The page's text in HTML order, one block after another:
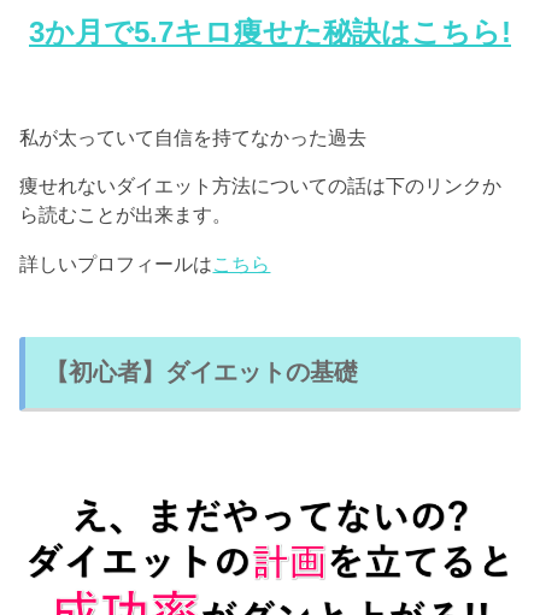
3か月で5.7キロ痩せた秘訣はこちら!
私が太っていて自信を持てなかった過去
痩せれないダイエット方法についての話は下のリンクか
ら読むことが出来ます。
詳しいプロフィールは こちら
【初心者】ダイエットの基礎